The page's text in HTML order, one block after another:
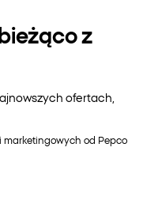
z
ofertach,
od Pepco